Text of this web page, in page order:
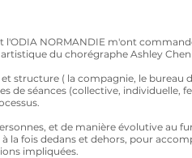
l'ODIA NORMANDIE m'ont
du chorégraphe Ashley
structure ( la compagnie, le bureau
séances (collective, individuelle,
et de manière évolutive au
la fois dedans et dehors, pour
impliquées.